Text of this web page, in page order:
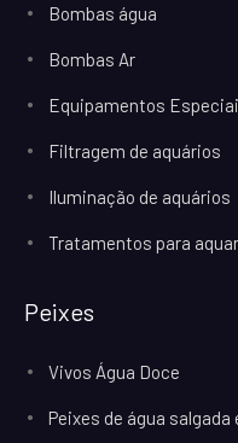
Bombas água
Bombas Ar
Equipamentos
Filtragem de aquários
Iluminação de aquários
Tratamentos para
Peixes
Vivos Água Doce
Peixes de água salgada